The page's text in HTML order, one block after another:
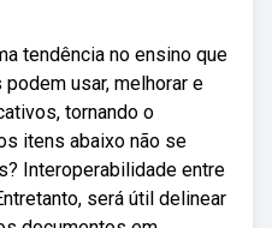
tendência no ensino que
usar, melhorar e
tornando o
itens abaixo não se
Interoperabilidade entre
será útil delinear